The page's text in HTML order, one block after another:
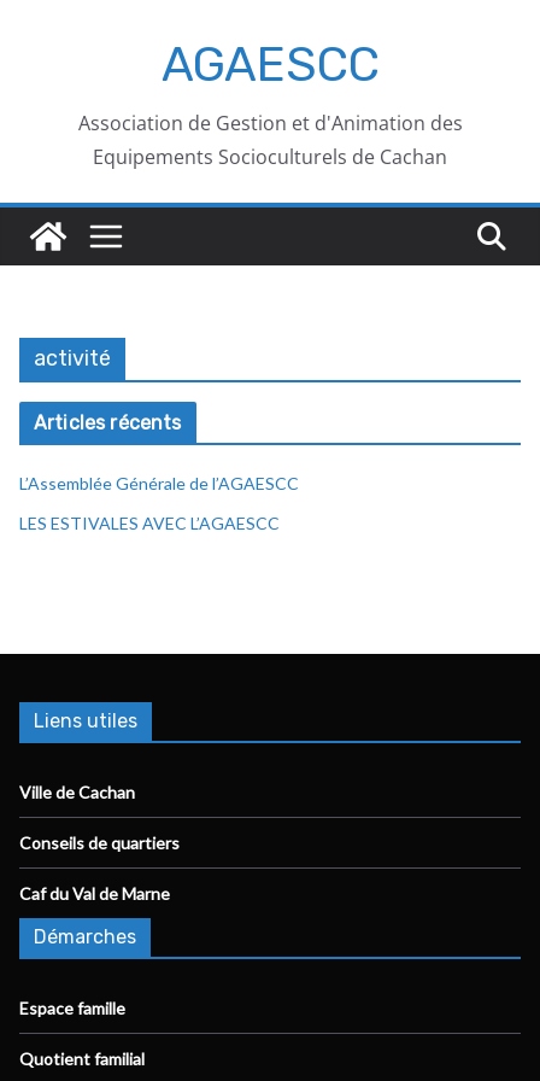
AGAESCC
Association de Gestion et d'Animation des
Equipements Socioculturels de Cachan
activité
Articles récents
L’Assemblée Générale de l’AGAESCC
LES ESTIVALES AVEC L’AGAESCC
Liens utiles
Ville de Cachan
Conseils de quartiers
Caf du Val de Marne
Démarches
Espace famille
Quotient familial